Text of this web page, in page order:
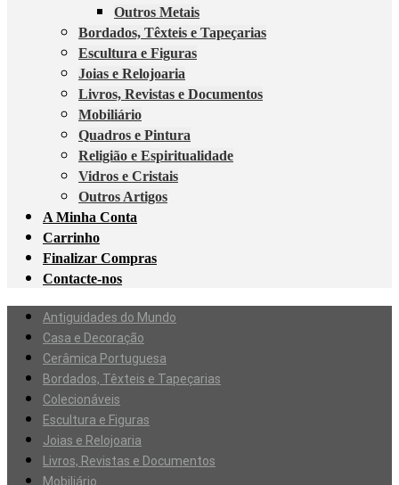
Outros Metais
Bordados, Têxteis e Tapeçarias
Escultura e Figuras
Joias e Relojoaria
Livros, Revistas e Documentos
Mobiliário
Quadros e Pintura
Religião e Espiritualidade
Vidros e Cristais
Outros Artigos
A Minha Conta
Carrinho
Finalizar Compras
Contacte-nos
Antiguidades do Mundo
Casa e Decoração
Cerâmica Portuguesa
Bordados, Têxteis e Tapeçarias
Colecionáveis
Escultura e Figuras
Joias e Relojoaria
Livros, Revistas e Documentos
Mobiliário